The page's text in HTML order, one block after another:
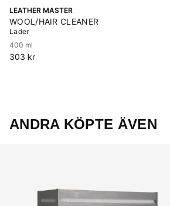
LEATHER MASTER
WOOL/HAIR CLEANER
Läder
400 ml
303 kr
ANDRA KÖPTE ÄVEN